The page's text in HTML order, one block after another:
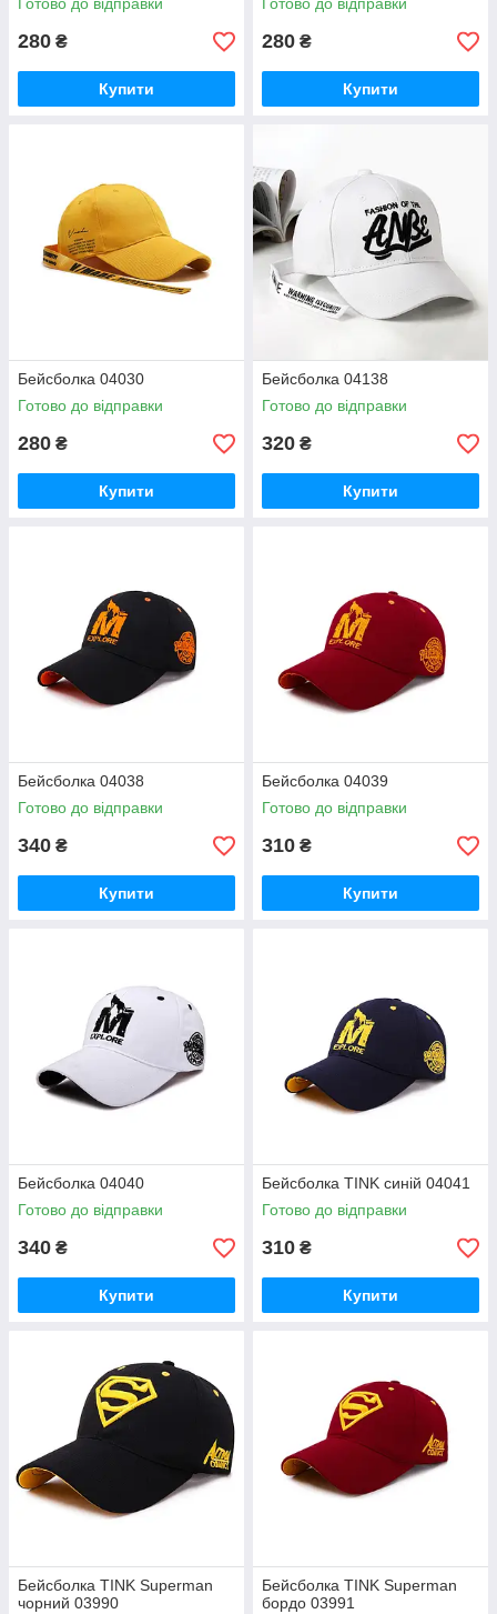
280 ₴
Купити
280 ₴
Купити
Бейсболка 04030
Готово до відправки
280 ₴
Купити
Бейсболка 04138
Готово до відправки
320 ₴
Купити
Бейсболка 04038
Готово до відправки
340 ₴
Купити
Бейсболка 04039
Готово до відправки
310 ₴
Купити
Бейсболка 04040
Готово до відправки
340 ₴
Купити
Бейсболка TINK синій 04041
Готово до відправки
310 ₴
Купити
Бейсболка TINK Superman
чорний 03990
Бейсболка TINK Superman
бордо 03991